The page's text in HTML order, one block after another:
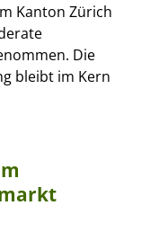
Kanton Zürich
Die
bleibt im Kern